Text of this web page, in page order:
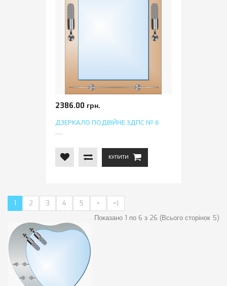
2386.00 грн.
ДЗЕРКАЛО ПОДВІЙНЕ ЗДПС № 6
.....
КУПИТИ
1 2 3 4 5 >
>|
Показано 1 по 6 з 26 (Всього сторінок 5)